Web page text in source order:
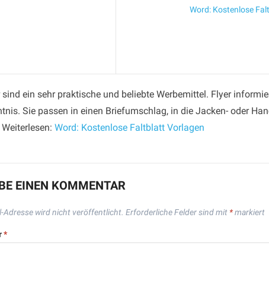
Word: Kostenlose
ein sehr praktische und beliebte Werbemittel. Flyer
Sie passen in einen Briefumschlag, in die Jacken- oder
Word: Kostenlose Faltblatt Vorlagen
EINEN KOMMENTAR
Adresse wird nicht veröffentlicht. Erforderliche Felder sind mit *markiert
*